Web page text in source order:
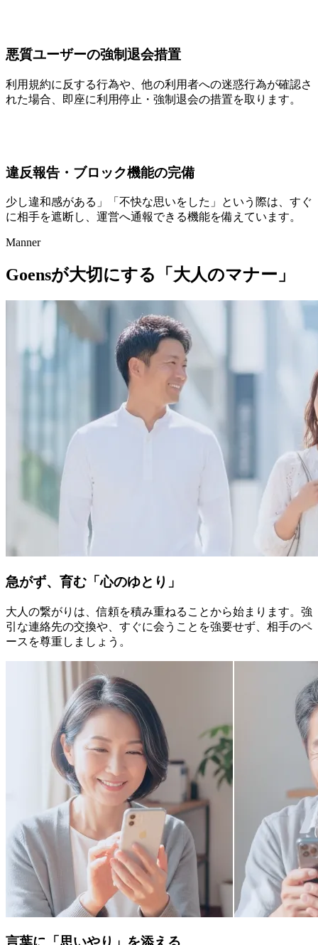
悪質ユーザーの強制退会措置
利用規約に反する行為や、他の利用者への迷惑行為が確認さ
れた場合、即座に利用停止・強制退会の措置を取ります。
違反報告・ブロック機能の完備
少し違和感がある」「不快な思いをした」という際は、すぐ
に相手を遮断し、運営へ通報できる機能を備えています。
Manner
Goensが大切にする「大人のマナー」
急がず、育む「心のゆとり」
大人の繋がりは、信頼を積み重ねることから始まります。強
引な連絡先の交換や、すぐに会うことを強要せず、相手のペ
ースを尊重しましょう。